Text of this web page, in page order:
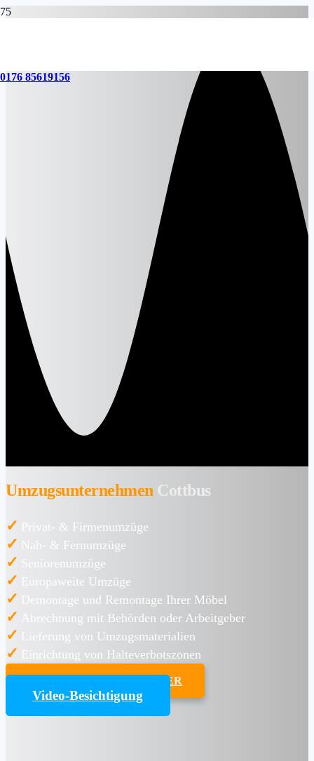
0176 85619156
Umzugsunternehmen Cottbus
✓ Privat- & Firmenumzüge
✓ Nah- & Fernumzüge
✓ Seniorenumzüge
✓ Europaweite Umzüge
✓ Demontage und Remontage Ihrer Möbel
✓ Abrechnung mit Behörden oder Arbeitgeber
✓ Lieferung von Umzugsmaterialien
✓ Einrichtung von Halteverbotszonen
UMZUGSKOSTENRECHNER
Video-Besichtigung